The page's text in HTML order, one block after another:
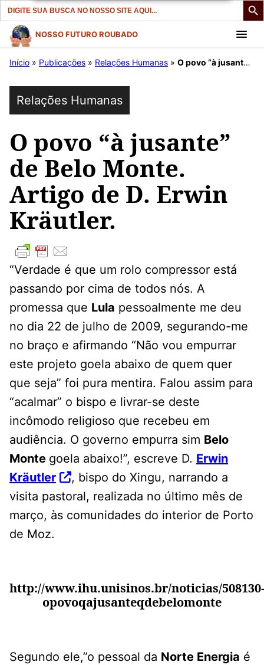
Search
for:
Pular
para
conteúdo
NOSSO FUTURO ROUBADO
Início » Publicações » Relações Humanas » O povo “à jusante” de Belo Monte. Artigo de D. Erwin Kräutler.
Relações Humanas
O povo “à jusante”
de Belo Monte.
Artigo de D. Erwin
Kräutler.
“Verdade é que um rolo compressor está
passando por cima de todos nós. A
promessa que Lula pessoalmente me deu
no dia 22 de julho de 2009, segurando-me
no braço e afirmando “Não vou empurrar
este projeto goela abaixo de quem quer
que seja” foi pura mentira. Falou assim para
“acalmar” o bispo e livrar-se deste
incômodo religioso que recebeu em
audiência. O governo empurra sim Belo
Monte goela abaixo!”, escreve D. Erwin
Kräutler
, bispo do Xingu, narrando a
visita pastoral, realizada no último mês de
março, às comunidades do interior de Porto
de Moz.
http://www.ihu.unisinos.br/noticias/508130-
opovoqajusanteqdebelomonte
Segundo ele,”o pessoal da Norte Energia é